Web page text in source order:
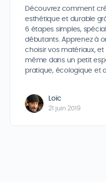
Découvrez comment
esthétique et durable
6 étapes simples,
débutants. Apprenez à
choisir vos matériaux,
même dans un petit
pratique, écologique et
Loïc
21 juin 2019